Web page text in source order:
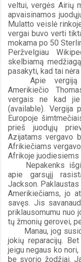
veltui, vergės Airių
apvaisinamos
Mulatto veislė
vergai buvo verti
mokama po 50
Peržvelgiau
skelbiamą
pasakyti, kad tai
Apie
Amerikiečio
vergais ne kad
(available). Vergija
Europoje
prieš juodųjų
Azijatams vergavo
Afrikiečiams
Afrikoje juodiesiems
Nepakenks
apie garsųjį
Jackson.
Amerikiečiams, jo
savęs. Jis
priklausomumu nuo
tų žmonių gerovei,
Manau, jog
jokių reparacijų.
jeigu negaus ko
be svorio žodžiai.